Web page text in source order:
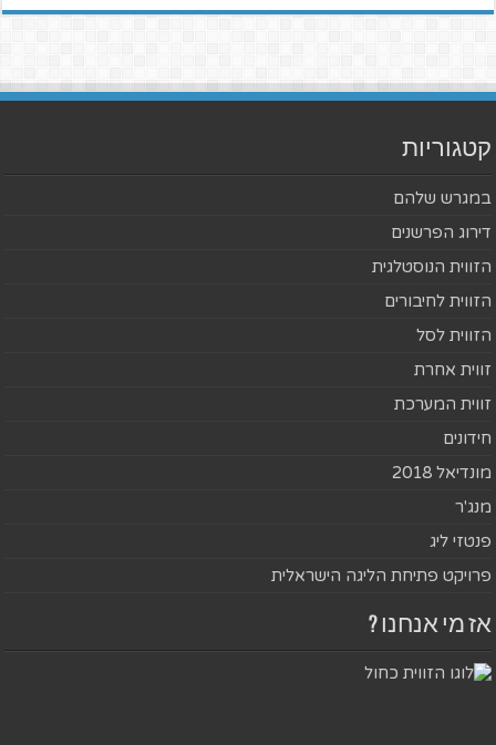
קטגוריות
במגרש שלהם
דירוג הפרשנים
הזווית הנוסטלגית
הזווית לחיבורים
הזווית לסל
זווית אחרת
זווית המערכת
חידונים
מונדיאל 2018
מנג'ר
פנטזי ליג
פרויקט פתיחת הליגה הישראלית
אז מי אנחנו ?